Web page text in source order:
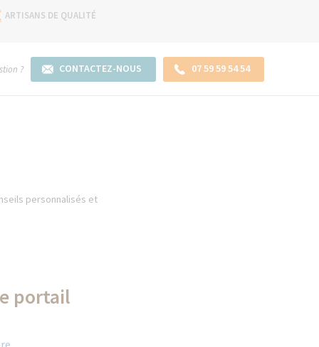
ARTISANS DE QUALITÉ
? CONTACTEZ-NOUS 07 59 59 54 54
personnalisés et
portail